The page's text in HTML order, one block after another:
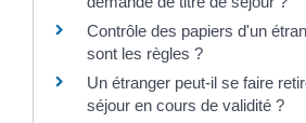
Contrôle des papiers d'un
sont les règles ?
Un étranger peut-il se faire
séjour en cours de validité ?